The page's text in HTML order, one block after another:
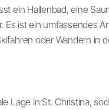
ein Hallenbad, eine
Es ist ein umfassendes
oder Wandern in
Lage in St. Christina,